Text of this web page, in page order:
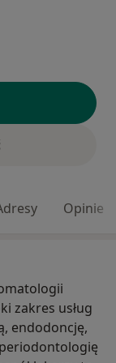
Opinie
zakres usług
endodoncję,